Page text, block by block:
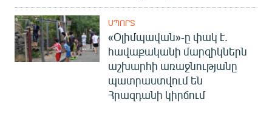
ՍՊՈՐՏ
«Օլիմպավան»-ը փակ է.
հավաքականի մարզիկներն
աշխարհի առաջնությանը
պատրաստվում են
Հրազդանի կիրճում